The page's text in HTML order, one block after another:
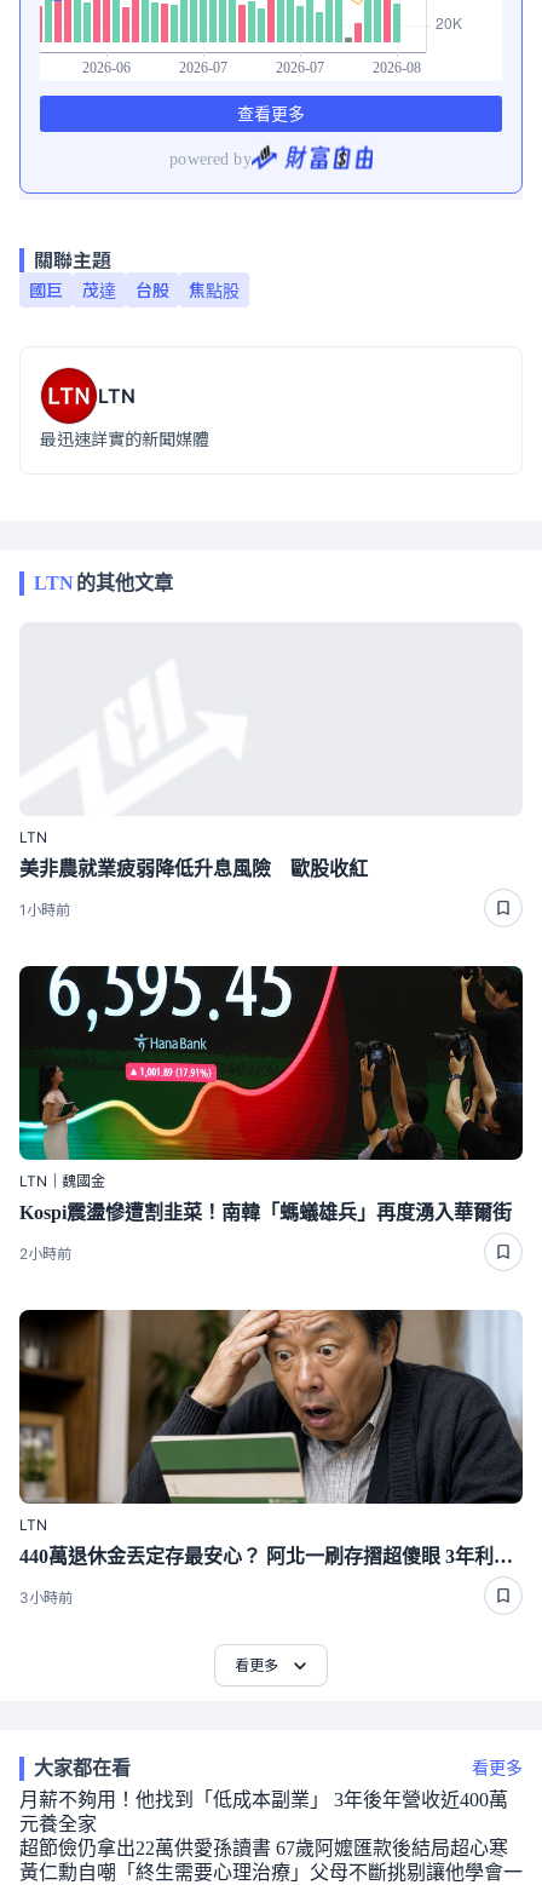
關聯主題
國巨 茂達 台股 焦點股
LTN
最迅速詳實的新聞媒體
LTN的其他文章
LTN
美非農就業疲弱降低升息風險 歐股收紅
1小時前
LTN｜魏國金
Kospi震盪慘遭割韭菜！南韓「螞蟻雄兵」再度湧入華爾街
2小時前
LTN
440萬退休金丟定存最安心？ 阿北一刷存摺超傻眼 3年利息僅1千多
3小時前
看更多
大家都在看 看更多
月薪不夠用！他找到「低成本副業」 3年後年營收近400萬
元養全家
超節儉仍拿出22萬供愛孫讀書 67歲阿嬤匯款後結局超心寒
黃仁勳自嘲「終生需要心理治療」父母不斷挑剔讓他學會一